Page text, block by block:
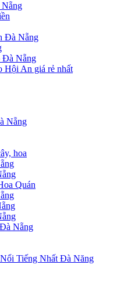
Đà Nẵng
Đà Nẵng
Hội An giá rẻ nhất
Nẵng
hoa
Quán
Nẵng
Tiếng Nhất Đà Năng